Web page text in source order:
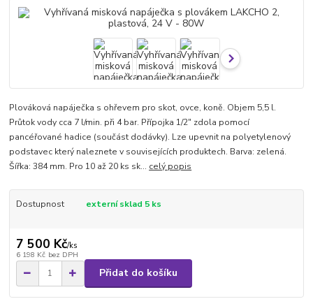
Plováková napáječka s ohřevem pro skot, ovce, koně. Objem 5,5 l.
Průtok vody cca 7 l/min. při 4 bar. Přípojka 1/2" zdola pomocí
pancéřované hadice (součást dodávky). Lze upevnit na polyetylenový
podstavec který naleznete v souvisejících produktech. Barva: zelená.
Šířka: 384 mm. Pro 10 až 20 ks sk... celý popis
Dostupnost externí sklad 5 ks
7 500 Kč/ks
6 198 Kč bez DPH
Přidat do košíku